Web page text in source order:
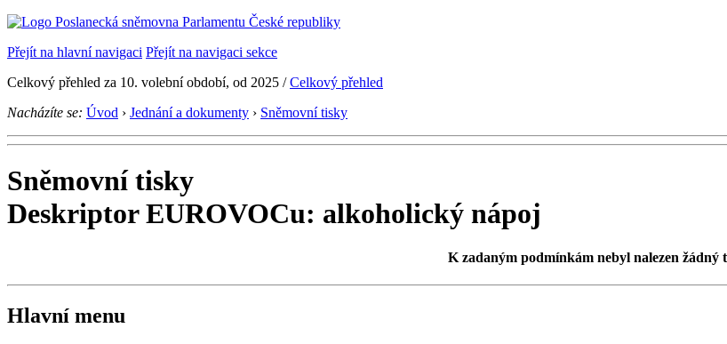
Přejít na hlavní navigaci Přejít na navigaci sekce
Celkový přehled za 10. volební období, od 2025 /Celkový přehled
Nacházíte se: Úvod › Jednání a dokumenty › Sněmovní tisky
Sněmovní tisky
Deskriptor EUROVOCu: alkoholický nápoj
K zadaným podmínkám nebyl nalezen žádný
Hlavní menu